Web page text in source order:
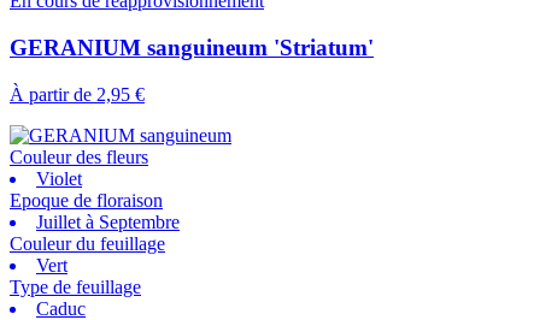
GERANIUM sanguineum 'Striatum'
À partir de 2,95 €
Couleur des fleurs
Violet
Epoque de floraison
Juillet à Septembre
Couleur du feuillage
Vert
Type de feuillage
Caduc